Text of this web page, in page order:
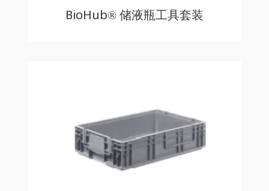
BioHub® 储液瓶工具套装